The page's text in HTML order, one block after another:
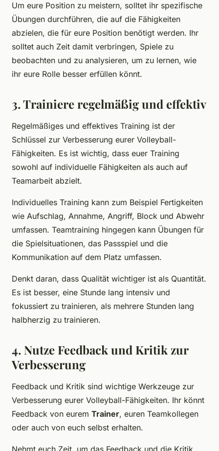
Um eure Position zu meistern, solltet ihr spezifische
Übungen durchführen, die auf die Fähigkeiten
abzielen, die für eure Position benötigt werden. Ihr
solltet auch Zeit damit verbringen, Spiele zu
beobachten und zu analysieren, um zu lernen, wie
ihr eure Rolle besser erfüllen könnt.
3. Trainiere regelmäßig und effektiv
Regelmäßiges und effektives Training ist der
Schlüssel zur Verbesserung eurer Volleyball-
Fähigkeiten. Es ist wichtig, dass euer Training
sowohl auf individuelle Fähigkeiten als auch auf
Teamarbeit abzielt.
Individuelles Training kann zum Beispiel Fertigkeiten
wie Aufschlag, Annahme, Angriff, Block und Abwehr
umfassen. Teamtraining hingegen kann Übungen für
die Spielsituationen, das Passspiel und die
Kommunikation auf dem Platz umfassen.
Denkt daran, dass Qualität wichtiger ist als Quantität.
Es ist besser, eine Stunde lang intensiv und
fokussiert zu trainieren, als mehrere Stunden lang
halbherzig zu trainieren.
4. Nutze Feedback und Kritik zur
Verbesserung
Feedback und Kritik sind wichtige Werkzeuge zur
Verbesserung eurer Volleyball-Fähigkeiten. Ihr könnt
Feedback von eurem Trainer, euren Teamkollegen
oder auch von euch selbst erhalten.